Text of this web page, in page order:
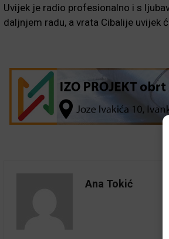
Uvijek je radio profesionalno i s
daljnjem radu, a vrata Cibalije uvijek
Ana Tokić